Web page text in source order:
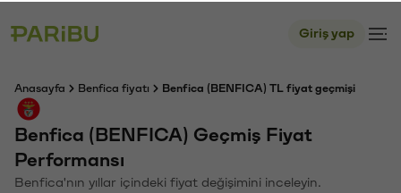
Giriş yap
Anasayfa Benfica fiyatı Benfica (BENFICA) TL fiyat geçmişi
Benfica (BENFICA) Geçmiş Fiyat
Performansı
Benfica'nın yıllar içindeki fiyat değişimini inceleyin.